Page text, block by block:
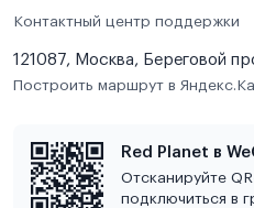
Контактный центр поддержки
121087, Москва, Береговой
Построить маршрут в
Red Planet в
Отсканируйте
подключиться в